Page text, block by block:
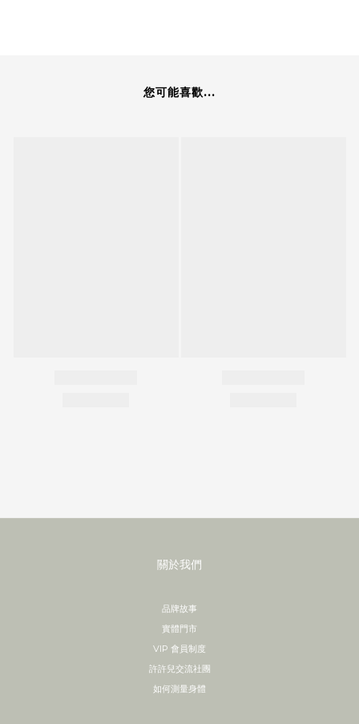
您可能喜歡...
關於我們
品牌故事
實體門市
VIP 會員制度
許許兒交流社團
如何測量身體